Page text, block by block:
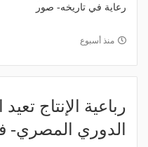
رعاية في تاريخه- صور
منذ أسبوع
رباعية الإنتاج
الدوري المصري-